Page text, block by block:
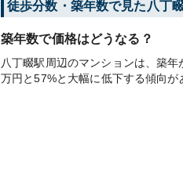
徒歩分数・築年数で見た八丁
築年数で価格はどうなる？
八丁畷駅周辺のマンションは、築
万円と57%と大幅に低下する傾向